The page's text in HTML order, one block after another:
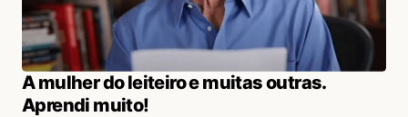
A mulher do leiteiro e muitas outras.
Aprendi muito!